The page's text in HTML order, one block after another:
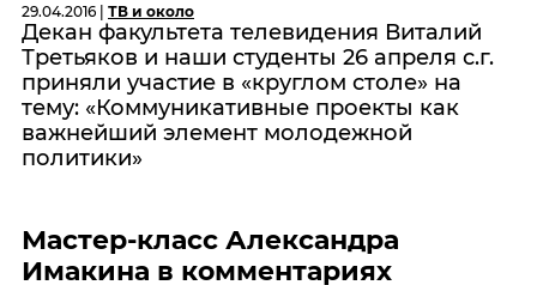
29.04.2016 | ТВ и около
Декан факультета телевидения Виталий
Третьяков и наши студенты 26 апреля с.г.
приняли участие в «круглом столе» на
тему: «Коммуникативные проекты как
важнейший элемент молодежной
политики»
Мастер-класс Александра
Имакина в комментариях